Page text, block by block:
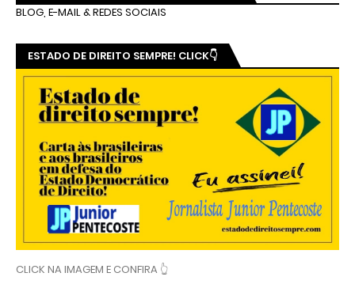
BLOG, E-MAIL & REDES SOCIAIS
ESTADO DE DIREITO SEMPRE! CLICK👇
CLICK NA IMAGEM E CONFIRA 👆